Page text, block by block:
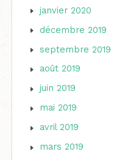
janvier 2020
décembre 2019
septembre 2019
août 2019
juin 2019
mai 2019
avril 2019
mars 2019